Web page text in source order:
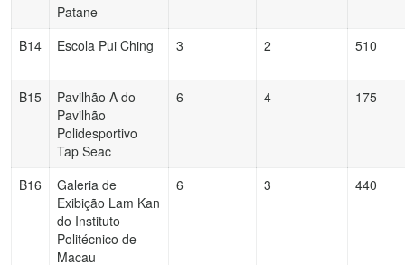
Patane
B14
Escola Pui Ching 3 2 510
B15
Pavilhão A do
Pavilhão
Polidesportivo
Tap Seac
6 4 175
B16
Galeria de
Exibição Lam Kan
do Instituto
Politécnico de
Macau
6 3 440